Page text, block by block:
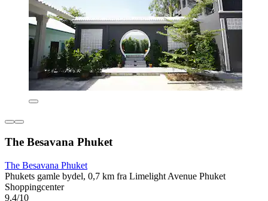
The Besavana Phuket
The Besavana Phuket
Phukets gamle bydel, 0,7 km fra Limelight Avenue Phuket
Shoppingcenter
9,4/10